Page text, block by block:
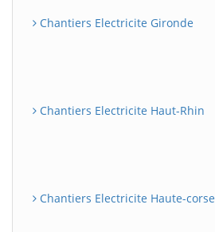
Chantiers Electricite Gironde
Chantiers Electricite Haut-Rhin
Chantiers Electricite Haute-corse